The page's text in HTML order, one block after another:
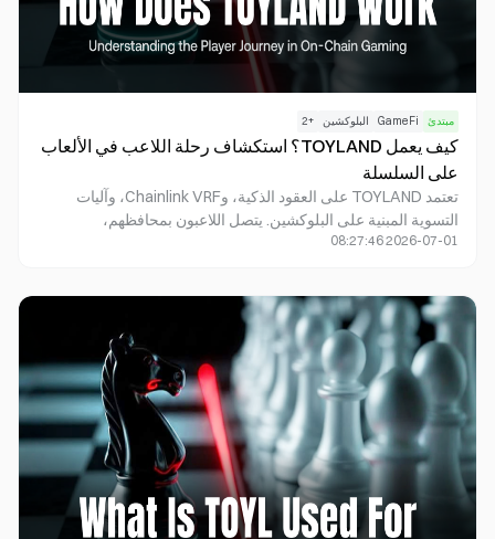
مبتدئ GameFi البلوكشين +
2
كيف يعمل TOYLAND؟ استكشاف رحلة اللاعب في الألعاب
على السلسلة
تعتمد TOYLAND على العقود الذكية، وChainlink VRF، وآليات
التسوية المبنية على البلوكشين. يتصل اللاعبون بمحافظهم،
ويشاركون في الألعاب، ويتلقون المكافآت عبر عملية شفافة يمكن
2026-07-01 08:27:46